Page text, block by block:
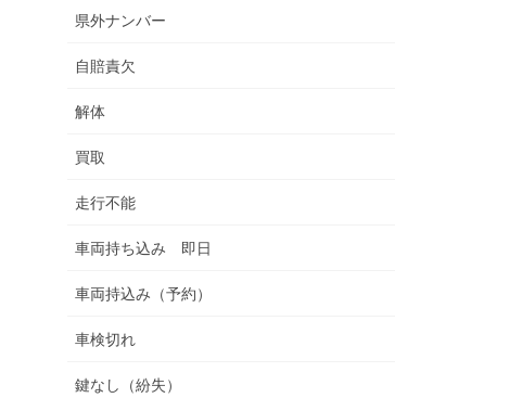
県外ナンバー
自賠責欠
解体
買取
走行不能
車両持ち込み 即日
車両持込み（予約）
車検切れ
鍵なし（紛失）